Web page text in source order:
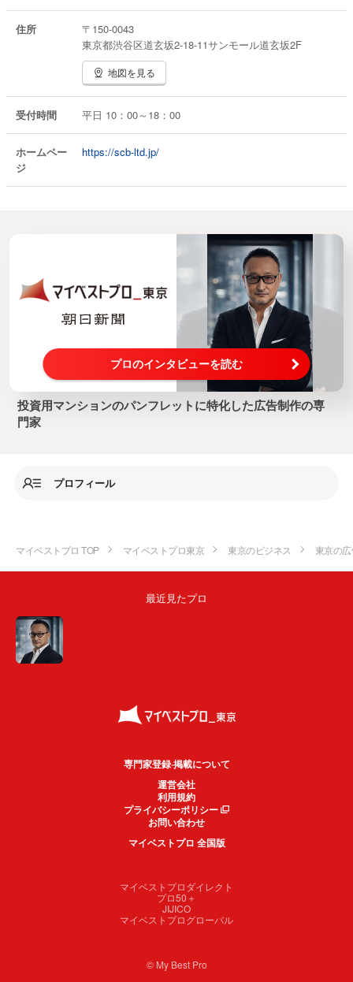
住所
〒150-0043
東京都渋谷区道玄坂2-18-11サンモール道玄坂2F
地図を見る
受付時間 平日 10：00～18：00
ホームペー
ジ
https://scb-ltd.jp/
プロのインタビューを読む
投資用マンションのパンフレットに特化した広告制作の専
門家
プロフィール
マイベストプロ TOP マイベストプロ東京 東京のビジネス 東京の
最近見たプロ
専門家登録·掲載について
運営会社
利用規約
プライバシーポリシー
お問い合わせ
マイベストプロ 全国版
マイベストプロダイレクト
プロ50＋
JIJICO
マイベストプログローバル
© My Best Pro